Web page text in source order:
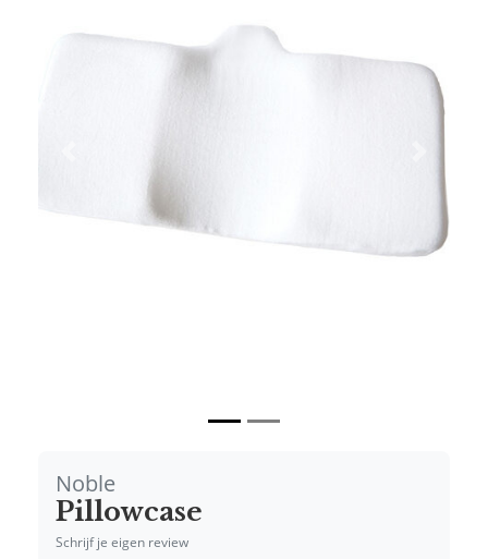
Noble
Pillowcase
Schrijf je eigen review